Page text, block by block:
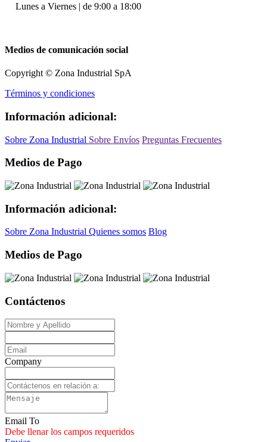
Lunes a Viernes | de 9:00 a 18:00
Medios de comunicación social
Copyright © Zona Industrial SpA
Términos y condiciones
Información adicional:
Sobre Zona Industrial Sobre Envíos Preguntas Frecuentes
Medios de Pago
Información adicional:
Sobre Zona Industrial Quienes somos Blog
Medios de Pago
Contáctenos
Company
Email To
Debe llenar los campos requeridos